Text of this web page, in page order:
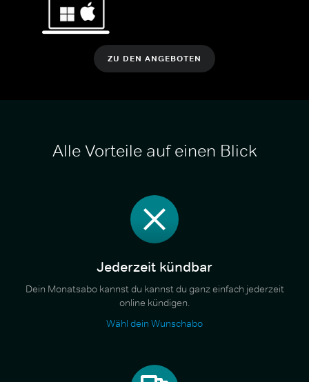
ZU DEN ANGEBOTEN
Alle Vorteile auf einen Blick
Jederzeit kündbar
Dein Monatsabo kannst du kannst du ganz einfach jederzeit
online kündigen.
Wähl dein Wunschabo